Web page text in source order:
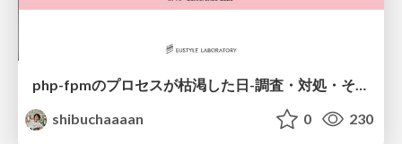
php-fpmのプロセスが枯渇した日-調査・対処・そして本当にやるべきだったこと-
shibuchaaaan
0 230